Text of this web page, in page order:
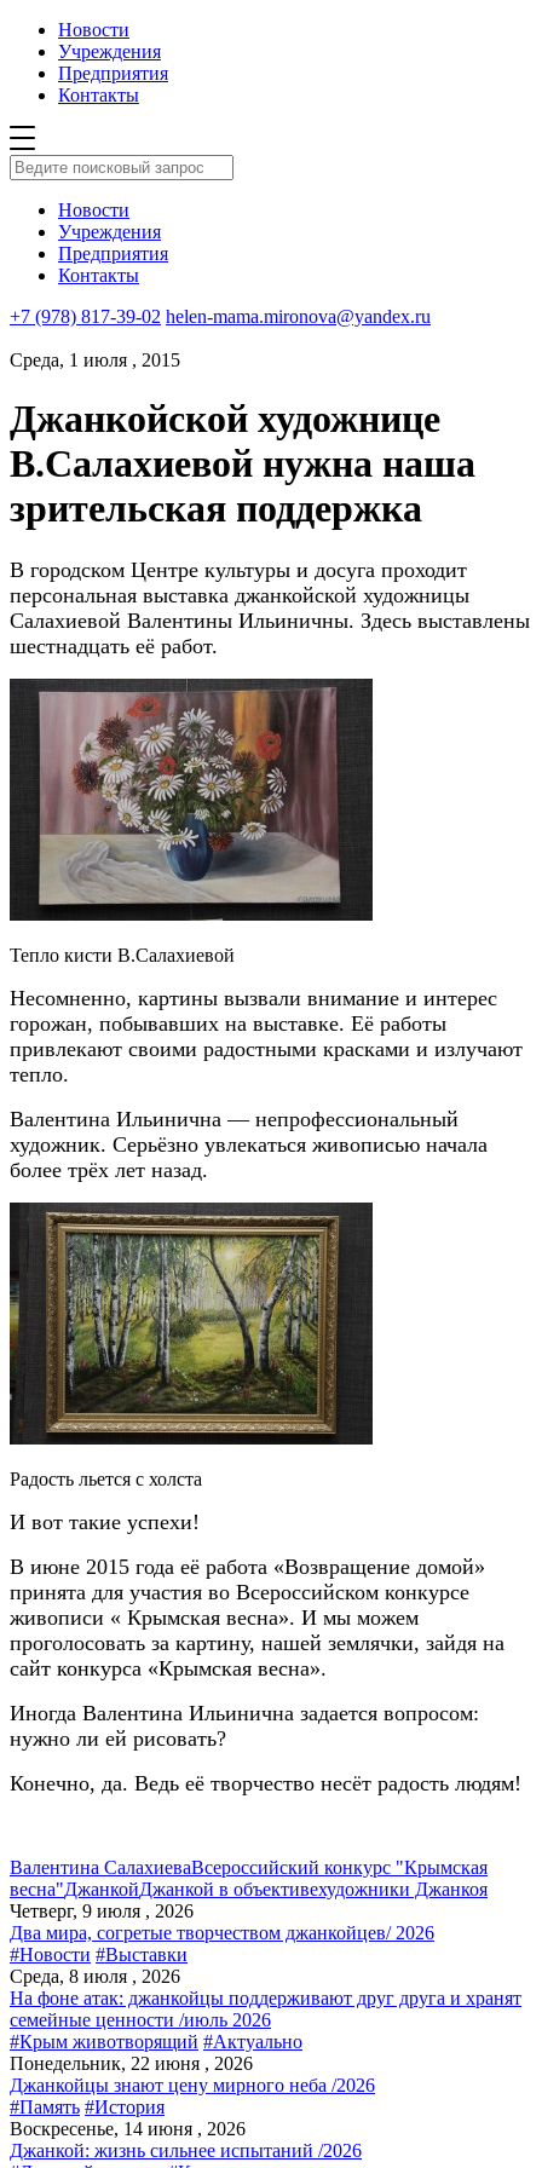
Новости
Учреждения
Предприятия
Контакты
Новости
Учреждения
Предприятия
Контакты
+7 (978) 817-39-02 helen-mama.mironova@yandex.ru
Среда, 1 июля , 2015
Джанкойской художнице
В.Салахиевой нужна наша
зрительская поддержка
В городском Центре культуры и досуга проходит
персональная выставка джанкойской художницы
Салахиевой Валентины Ильиничны. Здесь выставлены
шестнадцать её работ.
Тепло кисти В.Салахиевой
Несомненно, картины вызвали внимание и интерес
горожан, побывавших на выставке. Её работы
привлекают своими радостными красками и излучают
тепло.
Валентина Ильинична — непрофессиональный
художник. Серьёзно увлекаться живописью начала
более трёх лет назад.
Радость льется с холста
И вот такие успехи!
В июне 2015 года её работа «Возвращение домой»
принята для участия во Всероссийском конкурсе
живописи « Крымская весна». И мы можем
проголосовать за картину, нашей землячки, зайдя на
сайт конкурса «Крымская весна».
Иногда Валентина Ильинична задается вопросом:
нужно ли ей рисовать?
Конечно, да. Ведь её творчество несёт радость людям!
Валентина СалахиеваВсероссийский конкурс "Крымская
весна"ДжанкойДжанкой в объективехудожники Джанкоя
Четверг, 9 июля , 2026
Два мира, согретые творчеством джанкойцев/ 2026
#Новости #Выставки
Среда, 8 июля , 2026
На фоне атак: джанкойцы поддерживают друг друга и хранят
семейные ценности /июль 2026
#Крым животворящий #Актуально
Понедельник, 22 июня , 2026
Джанкойцы знают цену мирного неба /2026
#Память #История
Воскресенье, 14 июня , 2026
Джанкой: жизнь сильнее испытаний /2026